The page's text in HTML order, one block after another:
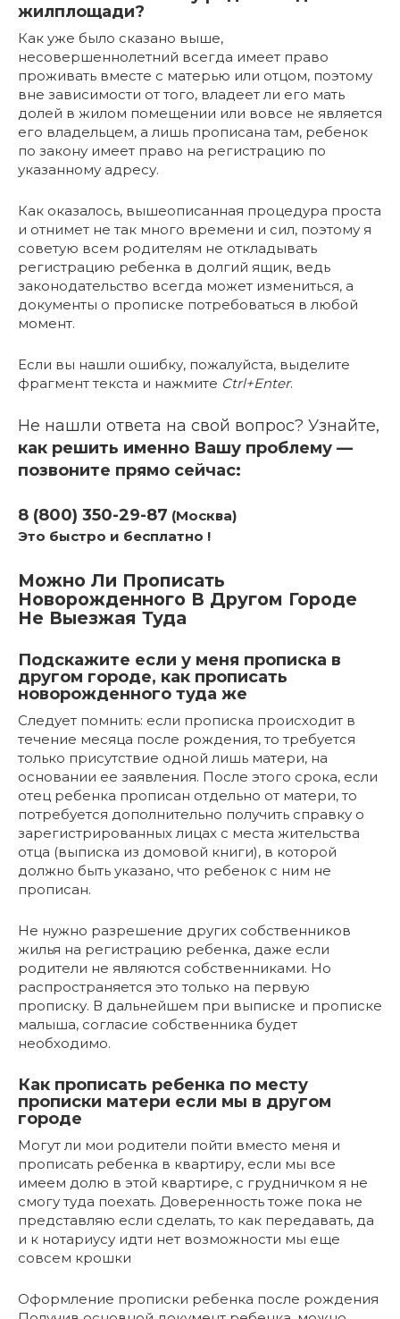
жилплощади?
Как уже было сказано выше,
несовершеннолетний всегда имеет право
проживать вместе с матерью или отцом, поэтому
вне зависимости от того, владеет ли его мать
долей в жилом помещении или вовсе не является
его владельцем, а лишь прописана там, ребенок
по закону имеет право на регистрацию по
указанному адресу.
Как оказалось, вышеописанная процедура проста
и отнимет не так много времени и сил, поэтому я
советую всем родителям не откладывать
регистрацию ребенка в долгий ящик, ведь
законодательство всегда может измениться, а
документы о прописке потребоваться в любой
момент.
Если вы нашли ошибку, пожалуйста, выделите
фрагмент текста и нажмите Ctrl+Enter.
Не нашли ответа на свой вопрос? Узнайте,
как решить именно Вашу проблему —
позвоните прямо сейчас:
8 (800) 350-29-87 (Москва)
Это быстро и бесплатно !
Можно Ли Прописать
Новорожденного В Другом Городе
Не Выезжая Туда
Подскажите если у меня прописка в
другом городе, как прописать
новорожденного туда же
Следует помнить: если прописка происходит в
течение месяца после рождения, то требуется
только присутствие одной лишь матери, на
основании ее заявления. После этого срока, если
отец ребенка прописан отдельно от матери, то
потребуется дополнительно получить справку о
зарегистрированных лицах с места жительства
отца (выписка из домовой книги), в которой
должно быть указано, что ребенок с ним не
прописан.
Не нужно разрешение других собственников
жилья на регистрацию ребенка, даже если
родители не являются собственниками. Но
распространяется это только на первую
прописку. В дальнейшем при выписке и прописке
малыша, согласие собственника будет
необходимо.
Как прописать ребенка по месту
прописки матери если мы в другом
городе
Могут ли мои родители пойти вместо меня и
прописать ребенка в квартиру, если мы все
имеем долю в этой квартире, с грудничком я не
смогу туда поехать. Доверенность тоже пока не
представляю если сделать, то как передавать, да
и к нотариусу идти нет возможности мы еще
совсем крошки
Оформление прописки ребенка после рождения